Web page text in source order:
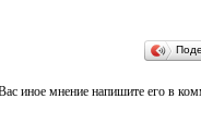
иное мнение напишите его в